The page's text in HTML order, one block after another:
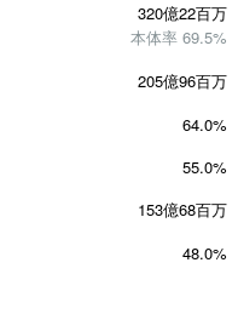
320億22百万
本体率 69.5%
205億96百万
64.0%
55.0%
153億68百万
48.0%